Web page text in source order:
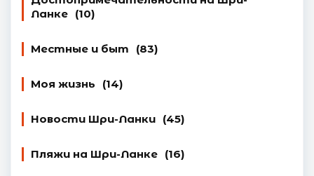
Ланке (10)
Местные и быт (83)
Моя жизнь (14)
Новости Шри-Ланки (45)
Пляжи на Шри-Ланке (16)